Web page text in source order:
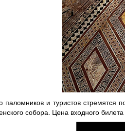
паломников и туристов
собора. Цена входного